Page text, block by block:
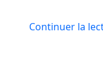
Continuer la